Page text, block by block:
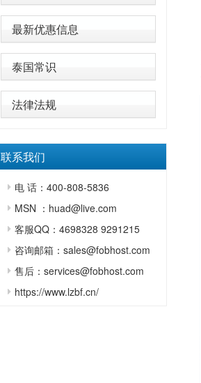
最新优惠信息
泰国常识
法律法规
联系我们
电 话：400-808-5836
MSN ：huad@live.com
客服QQ：4698328 9291215
咨询邮箱：sales@fobhost.com
售后：services@fobhost.com
https://www.lzbf.cn/